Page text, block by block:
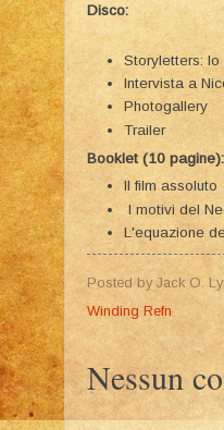
Disco:
Storyletters: lo
Intervista a
Photogallery
Trailer
Booklet (10 pagine):
Il film assoluto
I motivi del
L'equazione
Posted by Jack O.
Winding Refn
Nessun